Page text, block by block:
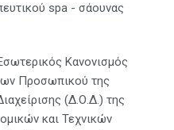
spa - σάουνας
Κανονισμός
Προσωπικού της
(Δ.Ο.Δ.) της
και Τεχνικών